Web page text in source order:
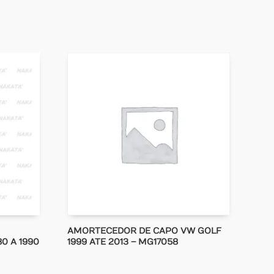
A 1990
AMORTECEDOR DE CAPO VW GOLF
1999 ATE 2013 – MG17058